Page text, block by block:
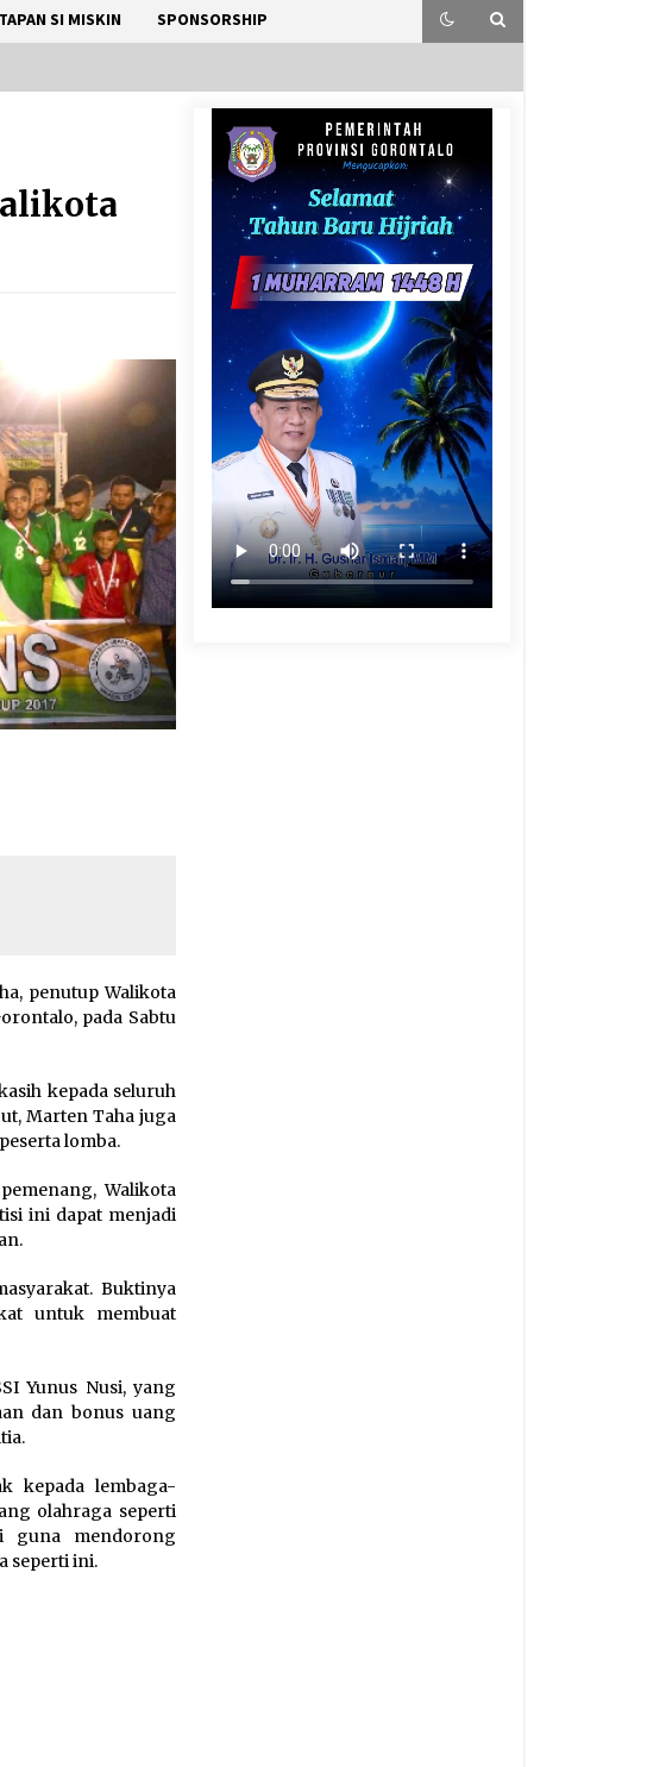
SI MISKIN SPONSORSHIP
penutup Walikota
pada Sabtu
kepada seluruh
Marten Taha juga
lomba.
Walikota
ini dapat menjadi
Buktinya
untuk membuat
Yunus Nusi, yang
dan bonus uang
kepada lembaga-
olahraga seperti
guna mendorong
seperti ini.